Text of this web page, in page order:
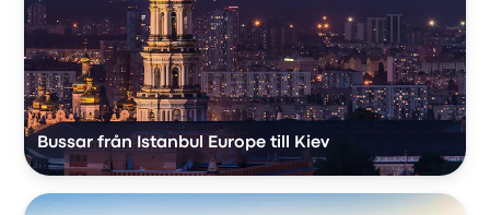
Bussar från Istanbul Europe till Kiev